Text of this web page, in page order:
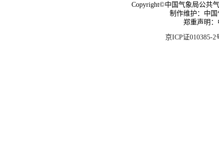
Copyright©中国气象局公共
制作维护：中
郑重声明
京ICP证010385-2